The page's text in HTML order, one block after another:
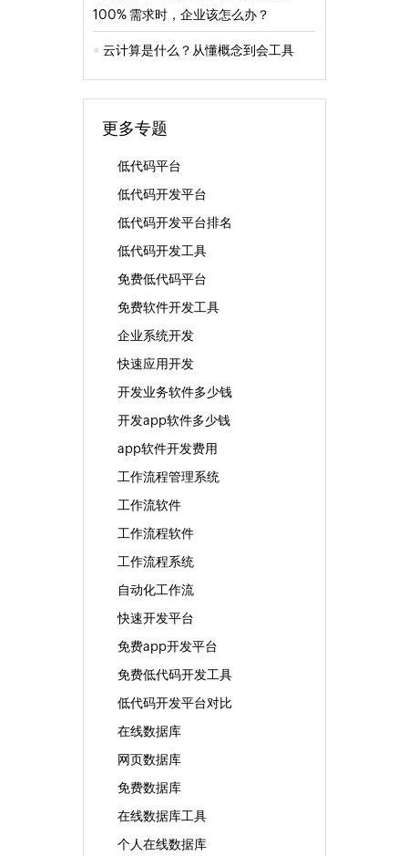
100% 需求时，企业该怎么办？
云计算是什么？从懂概念到会工具
更多专题
低代码平台
低代码开发平台
低代码开发平台排名
低代码开发工具
免费低代码平台
免费软件开发工具
企业系统开发
快速应用开发
开发业务软件多少钱
开发app软件多少钱
app软件开发费用
工作流程管理系统
工作流软件
工作流程软件
工作流程系统
自动化工作流
快速开发平台
免费app开发平台
免费低代码开发工具
低代码开发平台对比
在线数据库
网页数据库
免费数据库
在线数据库工具
个人在线数据库